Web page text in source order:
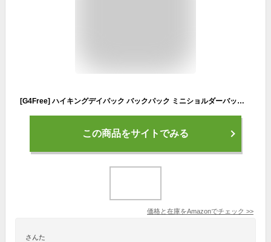
[G4Free] ハイキングデイパック バックパック ミニショルダーバッグ 大容量 折りたたみ可能 軽量 小型 耐久 防水 持ち運び便利 屋外 旅行 ハイキング (12 L,アイボリー)
この商品をサイトでみる
価格と在庫をAmazonでチェック >>
さんた